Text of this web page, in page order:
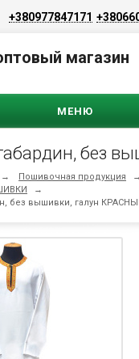
+380977847171
магазин
МЕНЮ
→ Пошивочная продукция →
→
без вышивки, галун